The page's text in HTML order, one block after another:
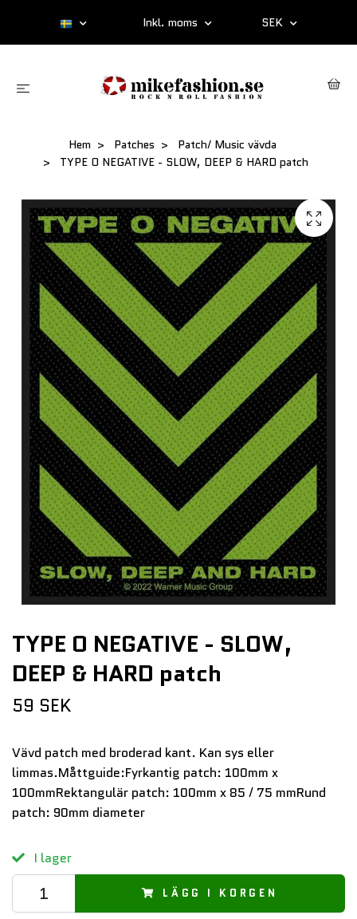
Inkl. moms SEK
Hem Patches
Patch/ Music vävda
TYPE O NEGATIVE - SLOW, DEEP & HARD patch
TYPE O NEGATIVE - SLOW,
DEEP & HARD patch
59 SEK
Vävd patch med broderad kant. Kan sys eller
limmas.Måttguide:Fyrkantig patch: 100mm x
100mmRektangulär patch: 100mm x 85 / 75 mmRund
patch: 90mm diameter
I lager
LÄGG I KORGEN